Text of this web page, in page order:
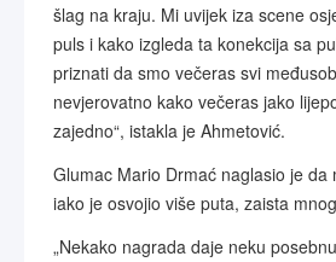
šlag na kraju. Mi uvijek iza scene
puls i kako izgleda ta konekcija sa
priznati da smo večeras svi
nevjerovatno kako večeras jako
zajedno“, istakla je Ahmetović.
Glumac Mario Drmać naglasio je da
iako je osvojio više puta, zaista
„Nekako nagrada daje neku